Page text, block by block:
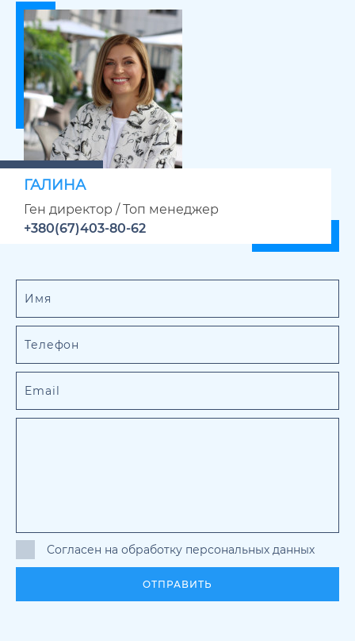
ГАЛИНА
Ген директор / Топ менеджер
+380(67)403-80-62
Согласен на обработку персональных данных
ОТПРАВИТЬ